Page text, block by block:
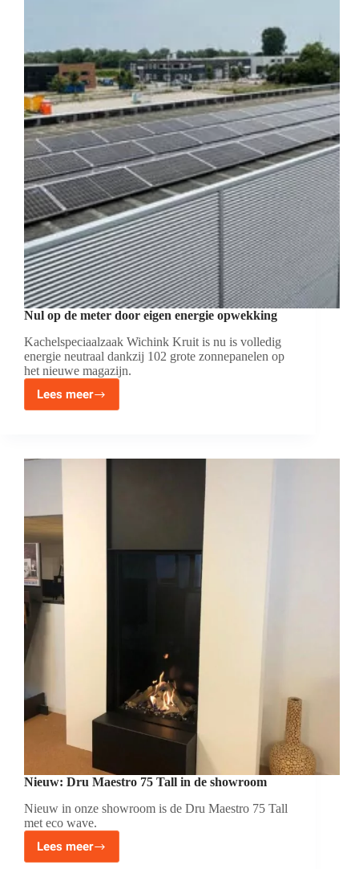
Nul op de meter door eigen energie opwekking
Kachelspeciaalzaak Wichink Kruit is nu is volledig
energie neutraal dankzij 102 grote zonnepanelen op
het nieuwe magazijn.
Lees meer
Nul
op
door
Nieuw: Dru Maestro 75 Tall in de showroom
Nieuw in onze showroom is de Dru Maestro 75 Tall
met eco wave.
Lees meer
Nieuw: